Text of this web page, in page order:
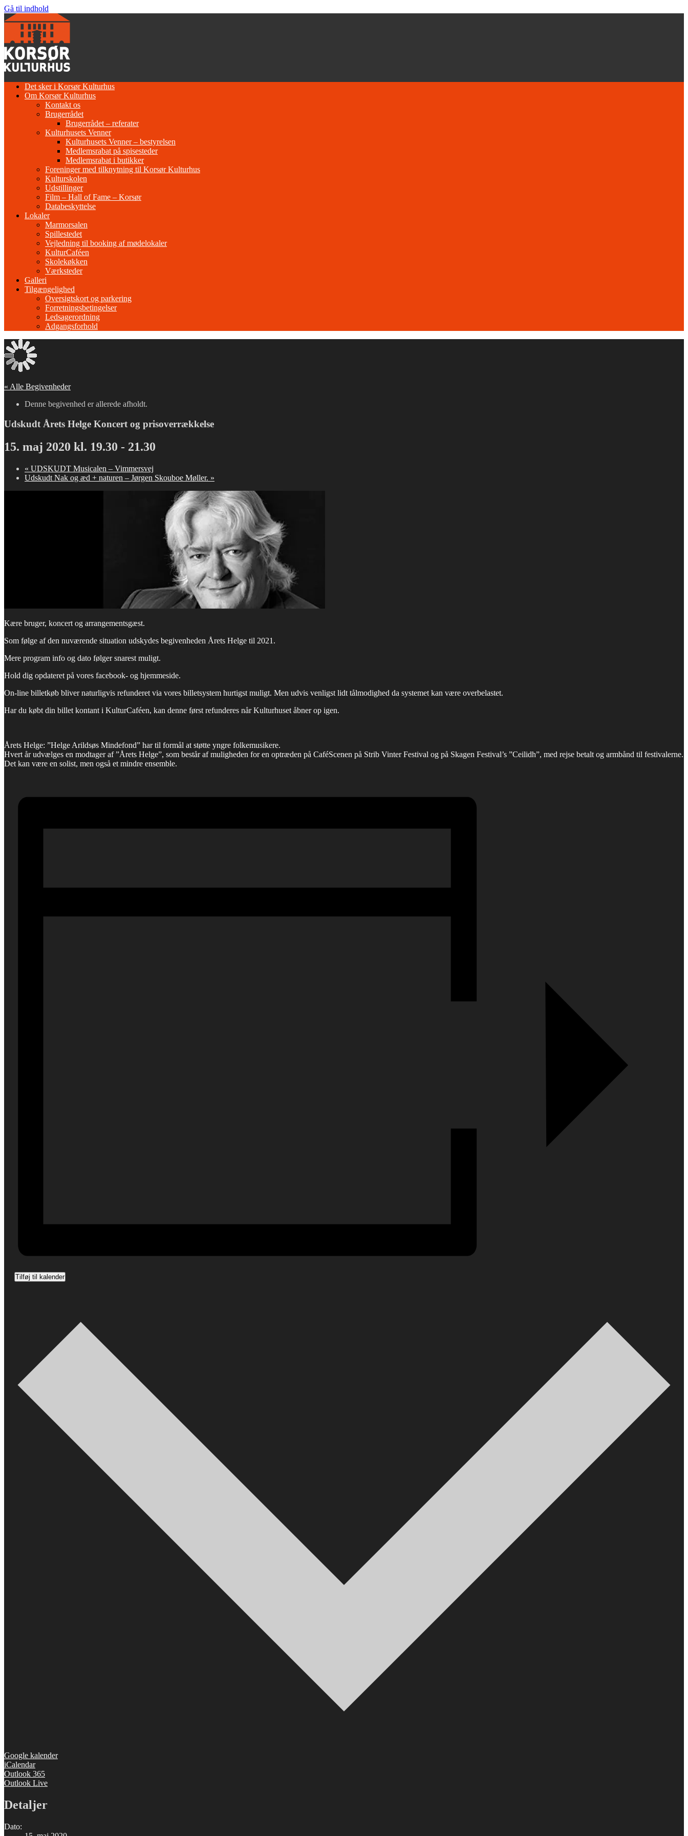
Gå til indhold
Det sker i Korsør Kulturhus
Om Korsør Kulturhus
Kontakt os
Brugerrådet
Brugerrådet – referater
Kulturhusets Venner
Kulturhusets Venner – bestyrelsen
Medlemsrabat på spisesteder
Medlemsrabat i butikker
Foreninger med tilknytning til Korsør Kulturhus
Kulturskolen
Udstillinger
Film – Hall of Fame – Korsør
Databeskyttelse
Lokaler
Marmorsalen
Spillestedet
Vejledning til booking af mødelokaler
KulturCaféen
Skolekøkken
Værksteder
Galleri
Tilgængelighed
Oversigtskort og parkering
Forretningsbetingelser
Ledsagerordning
Adgangsforhold
« Alle Begivenheder
Denne begivenhed er allerede afholdt.
Udskudt Årets Helge Koncert og prisoverrækkelse
15. maj 2020 kl. 19.30 - 21.30
« UDSKUDT Musicalen – Vimmersvej
Udskudt Nak og æd + naturen – Jørgen Skouboe Møller. »
Kære bruger, koncert og arrangementsgæst.
Som følge af den nuværende situation udskydes begivenheden Årets Helge til 2021.
Mere program info og dato følger snarest muligt.
Hold dig opdateret på vores facebook- og hjemmeside.
On-line billetkøb bliver naturligvis refunderet via vores billetsystem hurtigst muligt. Men udvis venligst lidt tålmodighed da systemet kan være overbelastet.
Har du købt din billet kontant i KulturCaféen, kan denne først refunderes når Kulturhuset åbner op igen.
Årets Helge: ”Helge Arildsøs Mindefond” har til formål at støtte yngre folkemusikere.
Hvert år udvælges en modtager af ”Årets Helge”, som består af muligheden for en optræden på CaféScenen på Strib Vinter Festival og på Skagen Festival’s ”Ceilidh”, med rejse betalt og armbånd til festivalerne.
Det kan være en solist, men også et mindre ensemble.
Tilføj til kalender
Google kalender
iCalendar
Outlook 365
Outlook Live
Detaljer
Dato: